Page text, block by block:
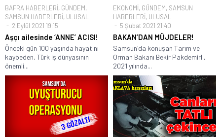
BAFRA HABERLERİ, GÜNDEM,
SAMSUN HABERLERİ, ULUSAL
2 Eylül 2021 19:15
Aşçı ailesinde ‘ANNE’ ACISI!
Önceki gün 100 yaşında hayatını
kaybeden, Türk iş dünyasının
önemli...
EKONOMİ, GÜNDEM, SAMSUN
HABERLERİ, ULUSAL
5 Şubat 2021 21:40
BAKAN’DAN MÜJDELER!
Samsun'da konuşan Tarım ve
Orman Bakanı Bekir Pakdemirli,
2021 yılında...